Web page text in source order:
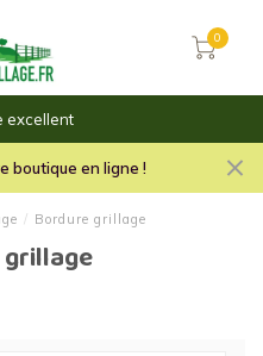
0
excellent
boutique en ligne !
/ Bordure grillage